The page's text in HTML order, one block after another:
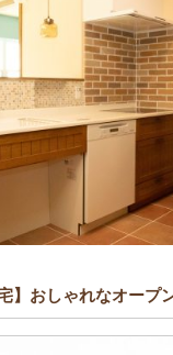
】おしゃれなオープ